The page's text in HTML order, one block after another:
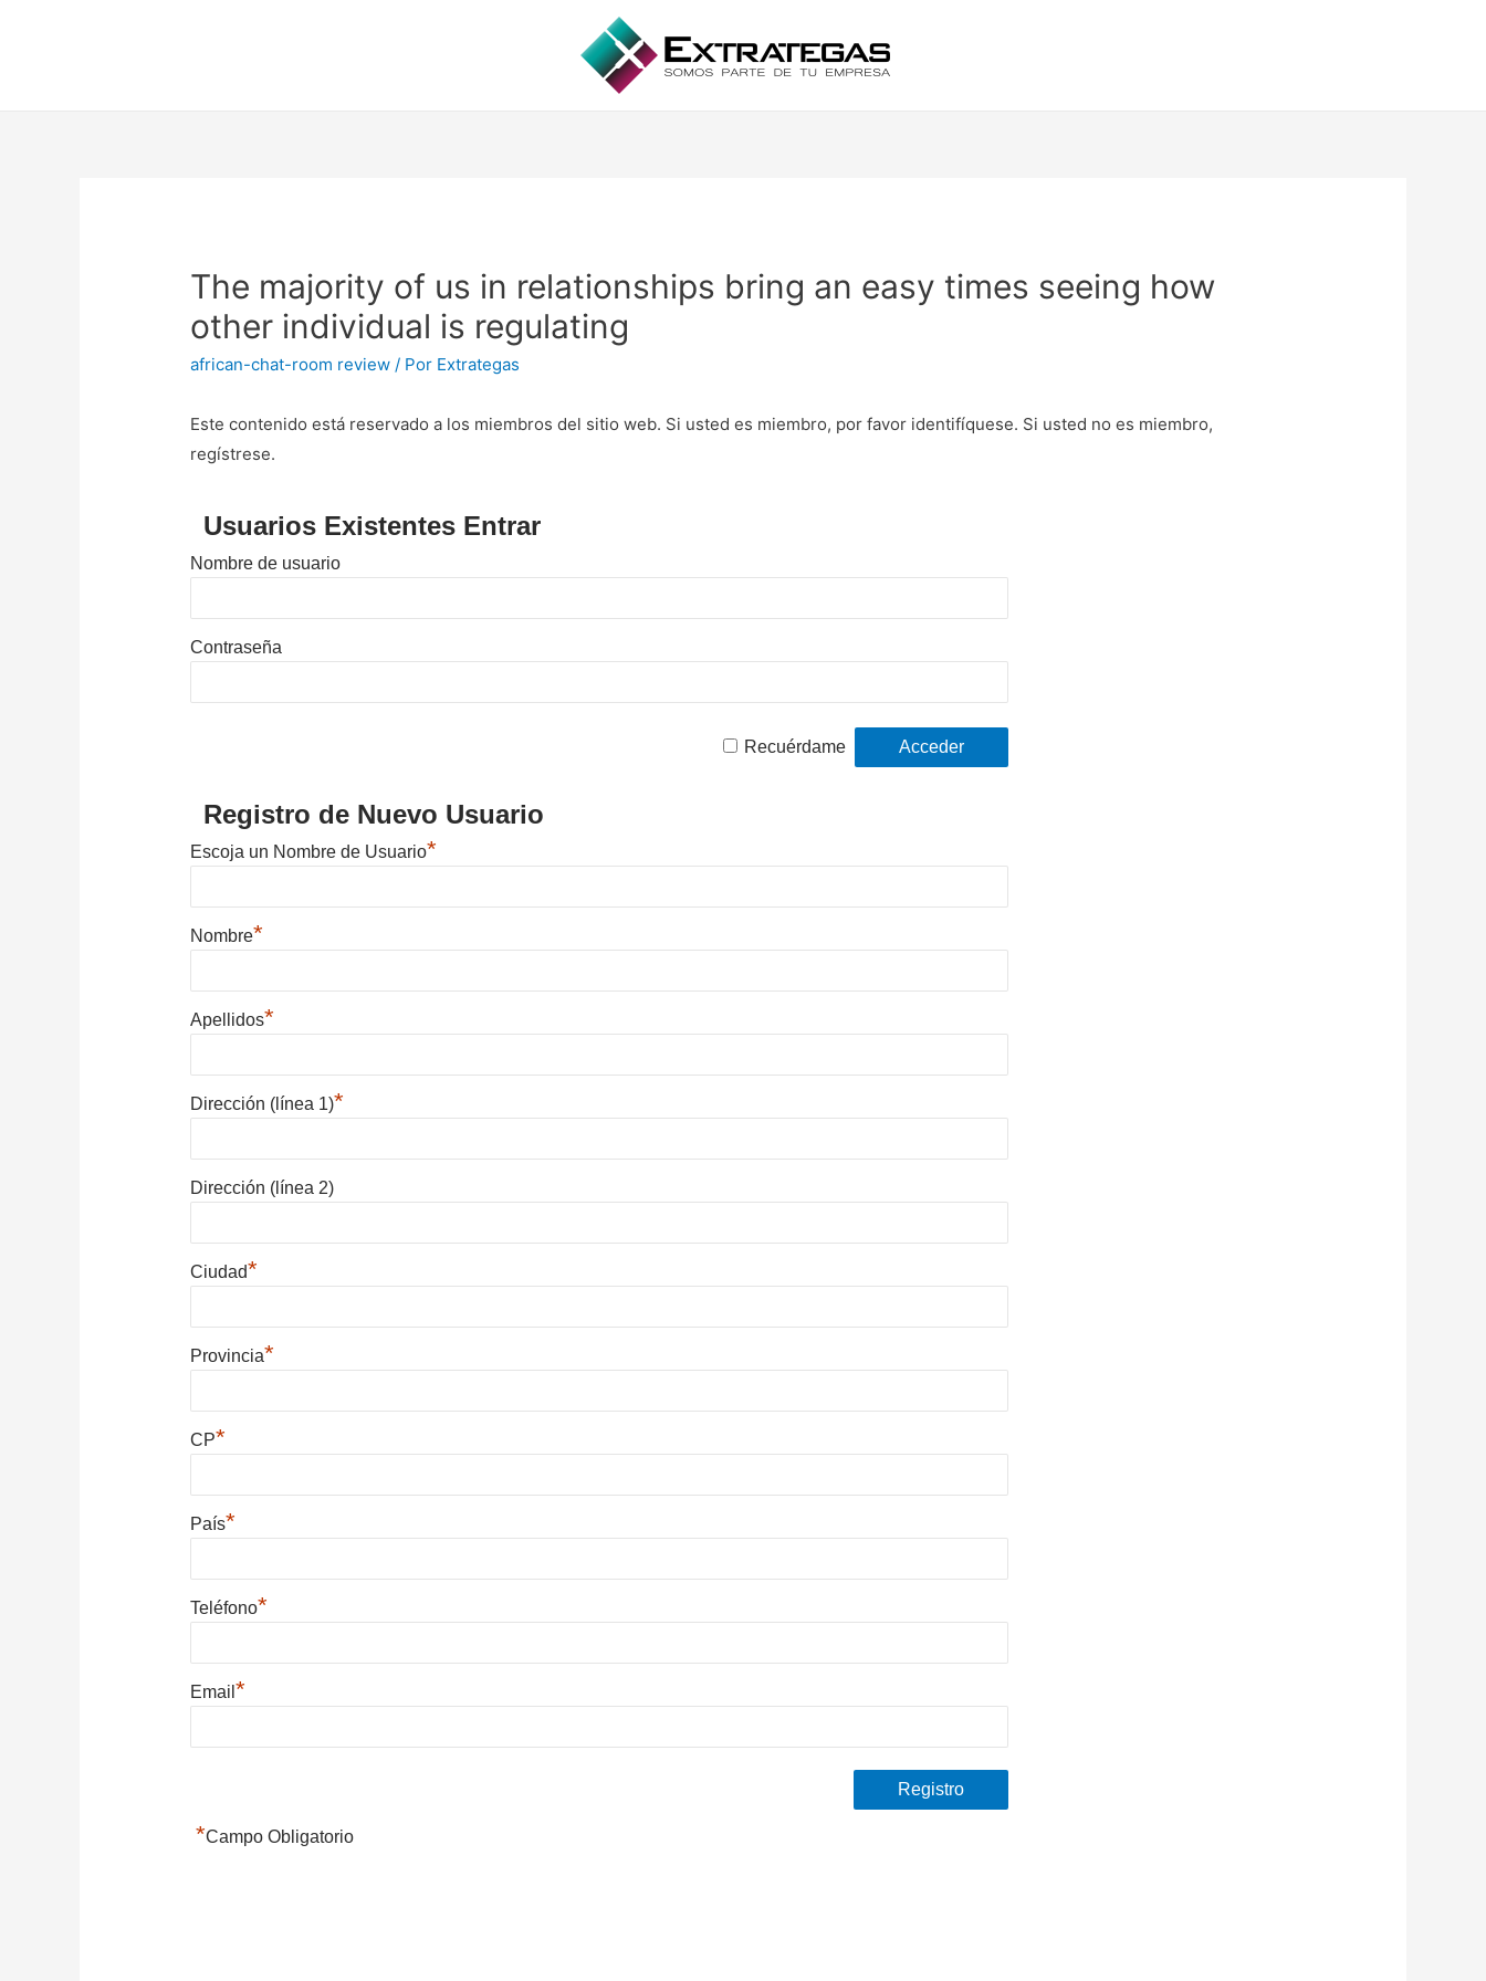
The majority of us in relationships bring an easy times seeing how
other individual is regulating
african-chat-room review / Por Extrategas
Este contenido está reservado a los miembros del sitio web. Si usted es miembro, por favor identifíquese. Si usted no es miembro,
regístrese.
Usuarios Existentes Entrar
Nombre de usuario
Contraseña
Recuérdame
Registro de Nuevo Usuario
Escoja un Nombre de Usuario*
Nombre*
Apellidos*
Dirección (línea 1)*
Dirección (línea 2)
Ciudad*
Provincia*
CP*
País*
Teléfono*
Email*
*Campo Obligatorio